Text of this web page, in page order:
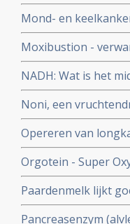
Mond- en
complicaties zoals
Moxibustion -
vermindert
gerandomiseerde
NADH: Wat is het
en bij
Noni, een
Opereren van
minder recidieven,
grote rol te spelen.
Orgotein - Super
die optreden bij
Paardenmelk lijkt
Pancreasenzym